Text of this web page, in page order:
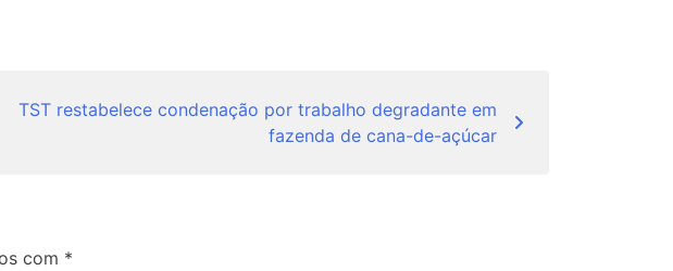
TST restabelece condenação por trabalho degradante em
fazenda de cana-de-açúcar
com *